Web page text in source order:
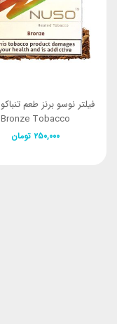
Bronze Tobacco
تومان۲۵۰,۰۰۰